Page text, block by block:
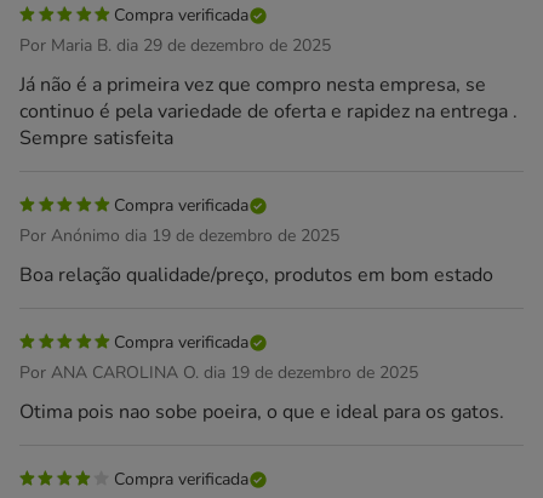
Compra verificada
Por Maria B. dia 29 de dezembro de 2025
Já não é a primeira vez que compro nesta empresa, se
continuo é pela variedade de oferta e rapidez na entrega .
Sempre satisfeita
Compra verificada
Por Anónimo dia 19 de dezembro de 2025
Boa relação qualidade/preço, produtos em bom estado
Compra verificada
Por ANA CAROLINA O. dia 19 de dezembro de 2025
Otima pois nao sobe poeira, o que e ideal para os gatos.
Compra verificada